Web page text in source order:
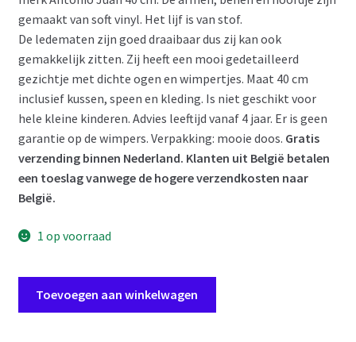
gemaakt van soft vinyl. Het lijf is van stof.
De ledematen zijn goed draaibaar dus zij kan ook
gemakkelijk zitten. Zij heeft een mooi gedetailleerd
gezichtje met dichte ogen en wimpertjes. Maat 40 cm
inclusief kussen, speen en kleding. Is niet geschikt voor
hele kleine kinderen. Advies leeftijd vanaf 4 jaar. Er is geen
garantie op de wimpers. Verpakking: mooie doos. Gratis
verzending binnen Nederland. Klanten uit België betalen
een toeslag vanwege de hogere verzendkosten naar
België.
1 op voorraad
Toevoegen aan winkelwagen